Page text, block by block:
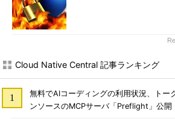
Cloud Native Central 記事ランキング
無料でAIコーディングの利用状況、ト
ンソースのMCPサーバ「Preflight」公開